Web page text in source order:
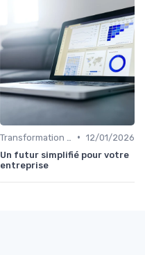
• 12/01/2026
Un futur simplifié pour votre
entreprise